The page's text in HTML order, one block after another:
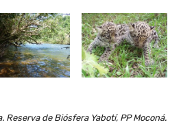
Reserva de Biósfera Yabotí, PP Moconá.